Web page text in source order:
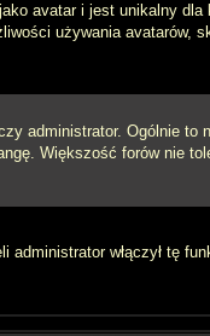
avatar i jest unikalny
używania avatarów,
administrator. Ogólnie
Większość forów nie
włączył tę